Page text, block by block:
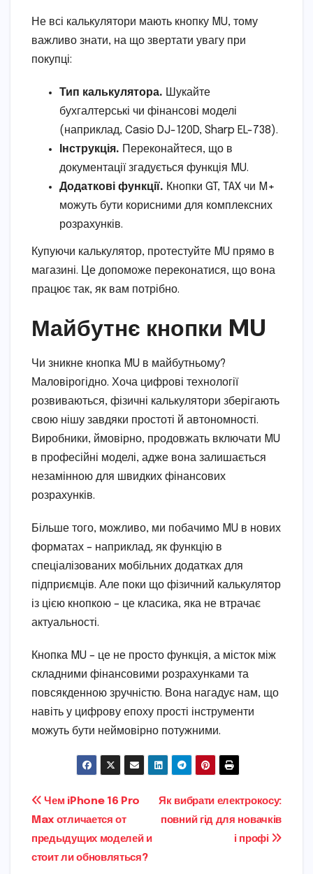
Не всі калькулятори мають кнопку MU, тому
важливо знати, на що звертати увагу при
покупці:
Тип калькулятора. Шукайте
бухгалтерські чи фінансові моделі
(наприклад, Casio DJ-120D, Sharp EL-738).
Інструкція. Переконайтеся, що в
документації згадується функція MU.
Додаткові функції. Кнопки GT, TAX чи M+
можуть бути корисними для комплексних
розрахунків.
Купуючи калькулятор, протестуйте MU прямо в
магазині. Це допоможе переконатися, що вона
працює так, як вам потрібно.
Майбутнє кнопки MU
Чи зникне кнопка MU в майбутньому?
Маловірогідно. Хоча цифрові технології
розвиваються, фізичні калькулятори зберігають
свою нішу завдяки простоті й автономності.
Виробники, ймовірно, продовжать включати MU
в професійні моделі, адже вона залишається
незамінною для швидких фінансових
розрахунків.
Більше того, можливо, ми побачимо MU в нових
форматах – наприклад, як функцію в
спеціалізованих мобільних додатках для
підприємців. Але поки що фізичний калькулятор
із цією кнопкою – це класика, яка не втрачає
актуальності.
Кнопка MU – це не просто функція, а місток між
складними фінансовими розрахунками та
повсякденною зручністю. Вона нагадує нам, що
навіть у цифрову епоху прості інструменти
можуть бути неймовірно потужними.
Навігація
записів
Як вибрати електрокосу:
повний гід для новачків
і профі
Чем iPhone 16 Pro
Max отличается от
предыдущих моделей и
стоит ли обновляться?